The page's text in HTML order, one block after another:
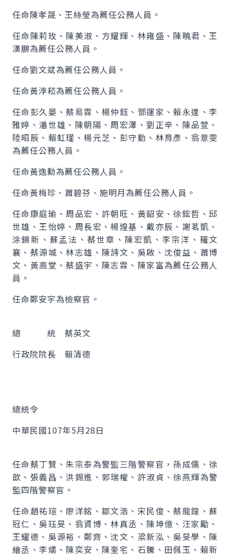
任命陳孝晟、王絲瑩為薦任公務人員。
任命陳莉玫、陳美淑、方耀輝、林雍盛、陳曉君、王
漢鵬為薦任公務人員。
任命劉文斌為薦任公務人員。
任命黃浡菘為薦任公務人員。
任命彭久晏、蔡易霖、楊仲鈺、鄧運家、賴永達、李
雅婷、潘世雄、陳朝陽、周宏澤、劉正辛、陳品萱、
陸昭辰、賴虹瑾、楊元芝、彭守勤、林育彥、翁意雯
為薦任公務人員。
任命黃逸勳為薦任公務人員。
任命黃梅珍、蕭碧芬、施明月為薦任公務人員。
任命康庭瑜、周品宏、許朝旺、黃韶安、徐鋐哲、邱
世雄、王怡婷、周長宏、楊煌基、戴亦辰、謝茗凱、
涂錦新、蘇孟法、蔡世章、陳宏凱、李宗洋、羅文
襄、蔡源城、林志雄、陳詩文、吳啟、沈俊益、蕭博
文、黃高堂、蔡盛宇、陳志霖、陳家富為薦任公務人
員。
任命鄭安宇為檢察官。
總 統 蔡英文
行政院院長 賴清德
總統令
中華民國107年5月28日
任命蔡丁賢、朱宗泰為警監三階警察官，孫成儒、徐
歆、張義昌、洪錫進、郭瑞權、許淑貞、徐燕輝為警
監四階警察官。
任命趙祐瑄、廖洋銘、鄒文浩、宋民俊、蔡龍鍠、蘇
冠仁、吳珏旻、翁資博、林真丞、陳坤億、汪家勵、
王耀德、吳源裕、鄭齊、沈文、梁新泓、吳旻學、陳
繪丞、李燏、陳奕安、陳奎宅、石騰、田佩玉、賴新